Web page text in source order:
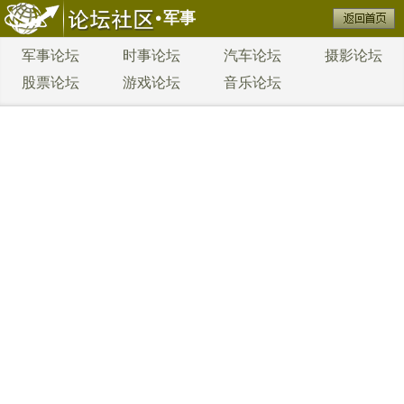
军事
军事论坛 时事论坛 汽车论坛
摄影论坛
股票论坛
游戏论坛 音乐论坛